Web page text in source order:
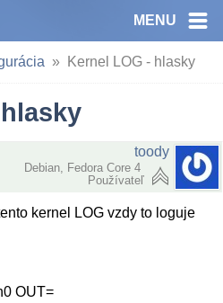
MENU
Kernel LOG - hlasky
toody
Debian, Fedora Core 4
Používateľ
kernel LOG vzdy to loguje
OUT=